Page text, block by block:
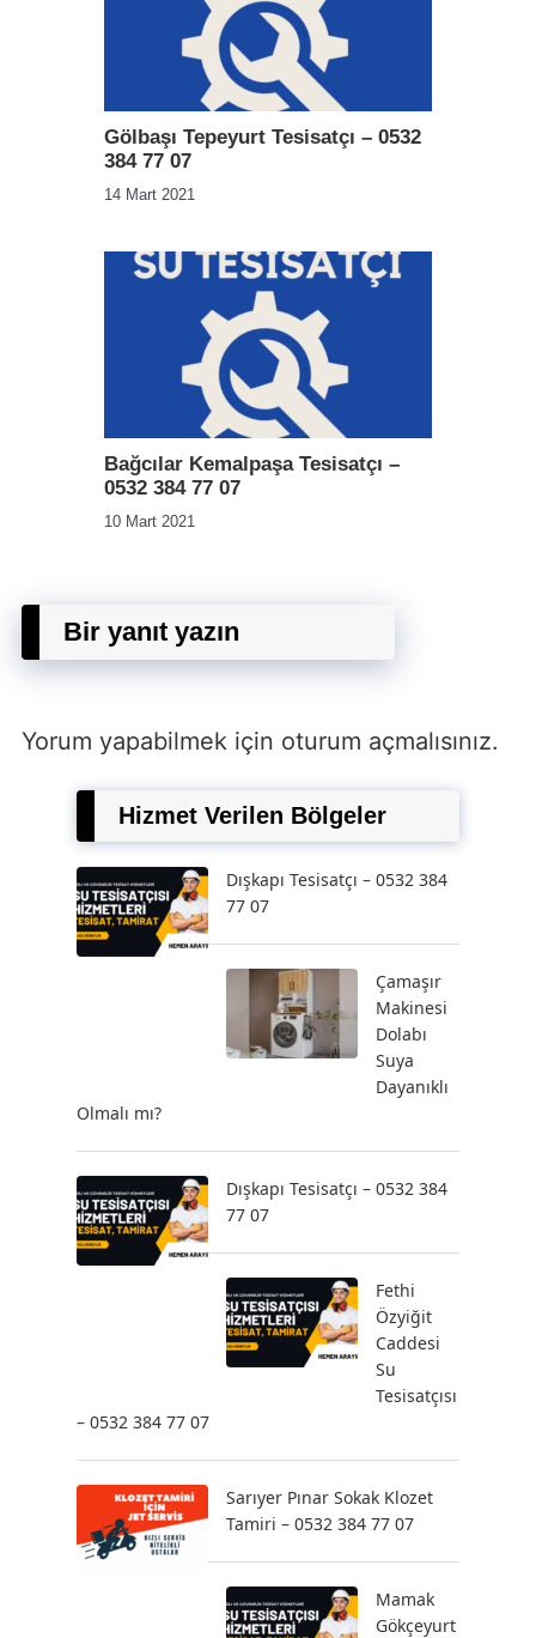
Gölbaşı Tepeyurt Tesisatçı – 0532
384 77 07
14 Mart 2021
Bağcılar Kemalpaşa Tesisatçı –
0532 384 77 07
10 Mart 2021
Bir yanıt yazın
Yorum yapabilmek için oturum açmalısınız.
Hizmet Verilen Bölgeler
Dışkapı Tesisatçı – 0532 384
77 07
Çamaşır
Makinesi
Dolabı
Suya
Dayanıklı
Olmalı mı?
Dışkapı Tesisatçı – 0532 384
77 07
Fethi
Özyiğit
Caddesi
Su
Tesisatçısı
– 0532 384 77 07
Sarıyer Pınar Sokak Klozet
Tamiri – 0532 384 77 07
Mamak
Gökçeyurt